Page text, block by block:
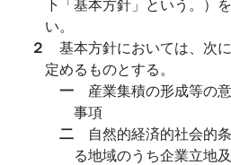
い。
２ 基本方針においては、次
定めるものとする。
一 産業集積の形成等の
事項
二 自然的経済的社会的
る地域のうち企業立地